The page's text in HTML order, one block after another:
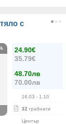
с
24.90€
35.79€
48.70лв
70.00лв
16.03 - 1.10
32 грабнати
Център